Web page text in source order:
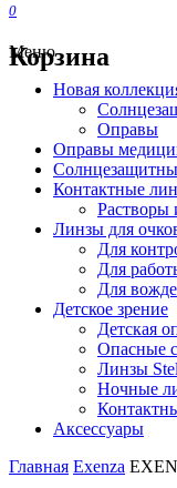
0
Корзина
Меню
Новая
Оправы
Оправы
Контактные
Растворы
Линзы для
Для
Для
Для
Детское зрение
Детская
Опасные
Линзы
Ночные
Аксессуары
Главная Exenza